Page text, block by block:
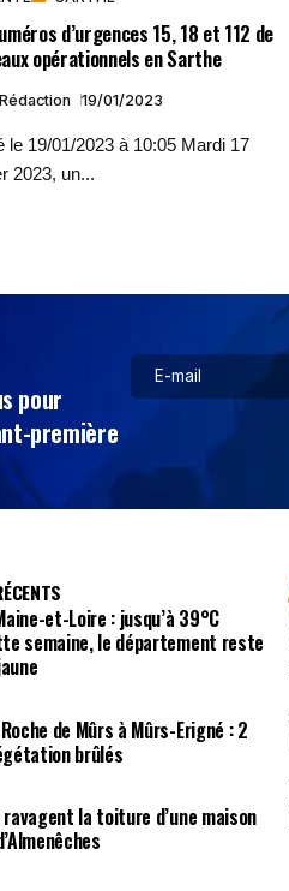
d’urgences 15, 18 et 112 de
opérationnels en Sarthe
19/01/2023
le 19/01/2023 à 10:05 Mardi 17
2023, un...
pour
première
et-Loire : jusqu’à 39°C
semaine, le département reste
de Mûrs à Mûrs-Erigné : 2
brûlés
la toiture d’une maison